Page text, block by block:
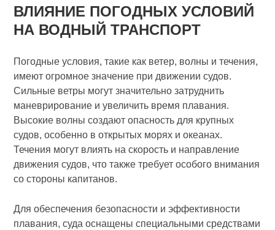
ВЛИЯНИЕ ПОГОДНЫХ УСЛОВИЙ
НА ВОДНЫЙ ТРАНСПОРТ
Погодные условия, такие как ветер, волны и течения,
имеют огромное значение при движении судов.
Сильные ветры могут значительно затруднить
маневрирование и увеличить время плавания.
Высокие волны создают опасность для крупных
судов, особенно в открытых морях и океанах.
Течения могут влиять на скорость и направление
движения судов, что также требует особого внимания
со стороны капитанов.
Для обеспечения безопасности и эффективности
плавания, суда оснащены специальными средствами